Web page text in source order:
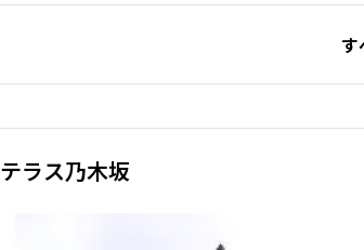
テラス乃木坂